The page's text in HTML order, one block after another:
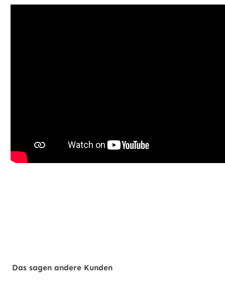
Das sagen andere Kunden